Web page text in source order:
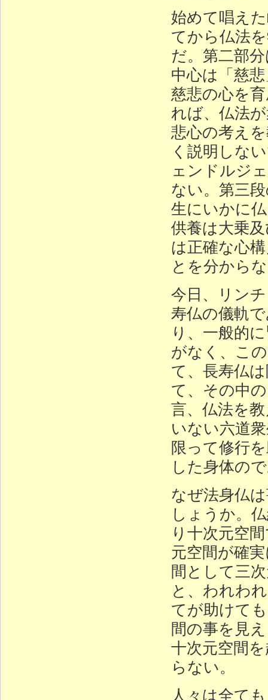
始めて唱え
てから仏法
だ。第二部
中心は「慈
慈悲の心を
れば、仏法
悲心の考え
く説明しな
ェンドルジ
ない。第三
生にいかに
供養は大乗
は正確な心
とを分から
今日、リン
寿仏の儀軌
り、一般的
がなく、こ
て、長寿仏
て、その中
言、仏法を
いない六道
限って修行
した身体の
なぜ法身仏
しょうか。
り十次元空
元空間が確
間として三
と、われわ
てが助けて
間の事を見
十次元空間
らない。
人々は全て